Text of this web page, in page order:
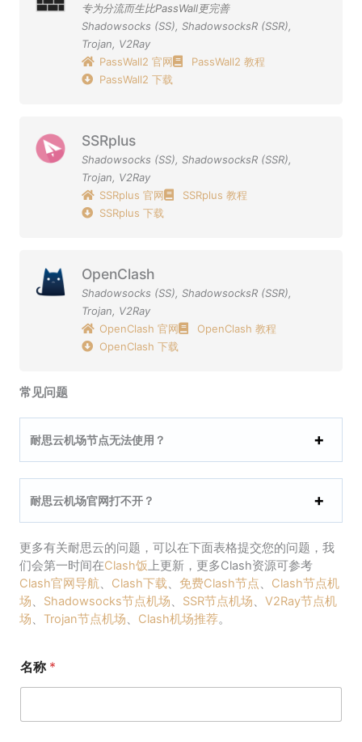
专为分流而生比PassWall更完善
Shadowsocks (SS), ShadowsocksR (SSR),
Trojan, V2Ray
PassWall2 官网
PassWall2 教程
PassWall2 下载
SSRplus
Shadowsocks (SS), ShadowsocksR (SSR),
Trojan, V2Ray
SSRplus 官网
SSRplus 教程
SSRplus 下载
OpenClash
Shadowsocks (SS), ShadowsocksR (SSR),
Trojan, V2Ray
OpenClash 官网
OpenClash 教程
OpenClash 下载
常见问题
耐思云机场节点无法使用？
耐思云机场官网打不开？
更多有关耐思云的问题，可以在下面表格提交您的问题，我
们会第一时间在Clash饭 上更新，更多Clash资源可参考
Clash官网导航
Clash下载 免费Clash节点
Clash节点机
场
Shadowsocks节点机场 SSR节点机场
V2Ray节点机
场
Trojan节点机场 Clash机场推荐。
名称 *